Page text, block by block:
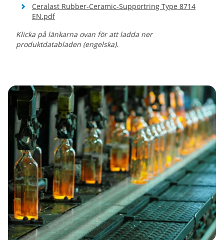
Ceralast Rubber-Ceramic-Supportring Type 8714
EN.pdf
Klicka på länkarna ovan för att ladda ner
produktdatabladen (engelska).